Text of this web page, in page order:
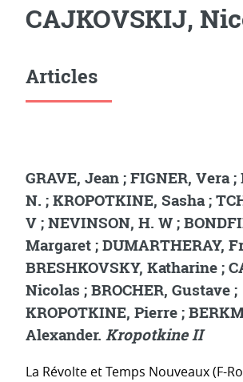
CAJKOVSKIJ,
Articles
GRAVE, Jean ; FIGNER, Vera ;
N. ; KROPOTKINE, Sasha ;
V ; NEVINSON, H. W ;
Margaret ; DUMARTHERAY,
BRESHKOVSKY, Katharine ;
Nicolas ; BROCHER, Gustave ;
KROPOTKINE, Pierre ;
Alexander. Kropotkine II
La Révolte et Temps Nouveaux (F-